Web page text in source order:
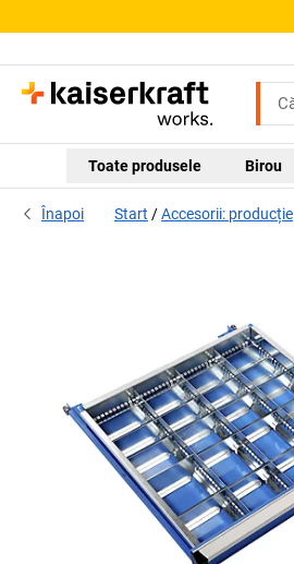
Toate produsele Birou
Înapoi Start Accesorii: producție